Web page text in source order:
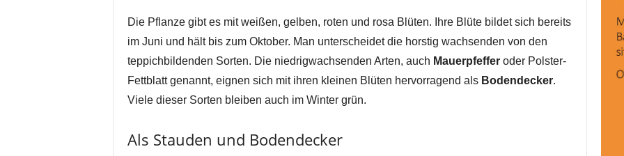
Die Pflanze gibt es mit weißen, gelben, roten und rosa Blüten. Ihre Blüte bildet sich bereits
im Juni und hält bis zum Oktober. Man unterscheidet die horstig wachsenden von den
teppichbildenden Sorten. Die niedrigwachsenden Arten, auch Mauerpfefferoder Polster-
Fettblatt genannt, eignen sich mit ihren kleinen Blüten hervorragend als Bodendecker.
Viele dieser Sorten bleiben auch im Winter grün.
Als Stauden und Bodendecker